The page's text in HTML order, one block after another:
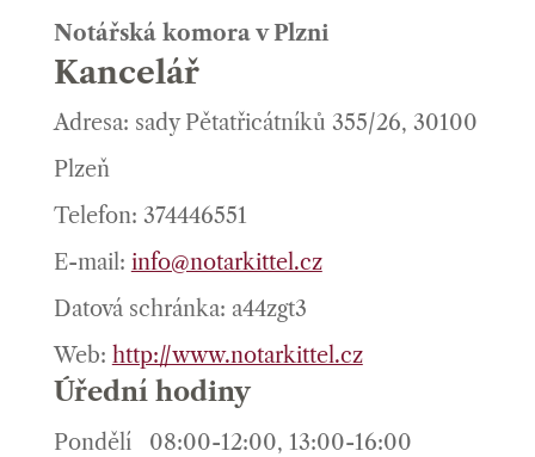
Notářská komora v Plzni
Kancelář
Adresa: sady Pětatřicátníků 355/26, 30100
Plzeň
Telefon: 374446551
E-mail: info@notarkittel.cz
Datová schránka: a44zgt3
Web: http://www.notarkittel.cz
Úřední hodiny
Pondělí
08:00-12:00, 13:00-16:00